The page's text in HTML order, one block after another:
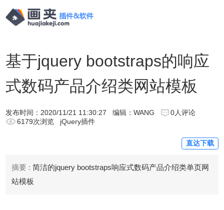
基于jquery bootstraps的响应
式数码产品介绍类网站模板
发布时间： 2020/11/21 11:30:27 编辑：WANG
0人评论
6179次浏览
jQuery插件
直达下载
摘要 : 简洁的jquery bootstraps响应式数码产品介绍类单页网
站模板